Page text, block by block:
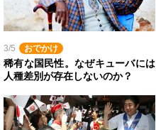
3/5 おでかけ
稀有な国民性。なぜキューバには
人種差別が存在しないのか？